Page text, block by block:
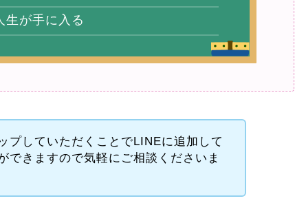
生が手に入る
プしていただくことでLINEに追加して
できますので気軽にご相談くださいま